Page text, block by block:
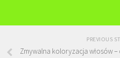
PREVIOUS
Zmywalna koloryzacja włosów